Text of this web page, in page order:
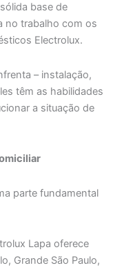
base de
no trabalho com os
Electrolux.
– instalação,
têm as habilidades
a situação de
parte fundamental
Lapa oferece
Grande São Paulo,